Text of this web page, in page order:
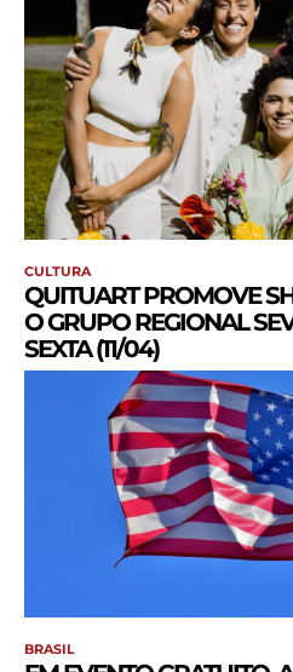
CULTURA
QUITUART PROMOVE
O GRUPO REGIONAL
SEXTA (11/04)
BRASIL